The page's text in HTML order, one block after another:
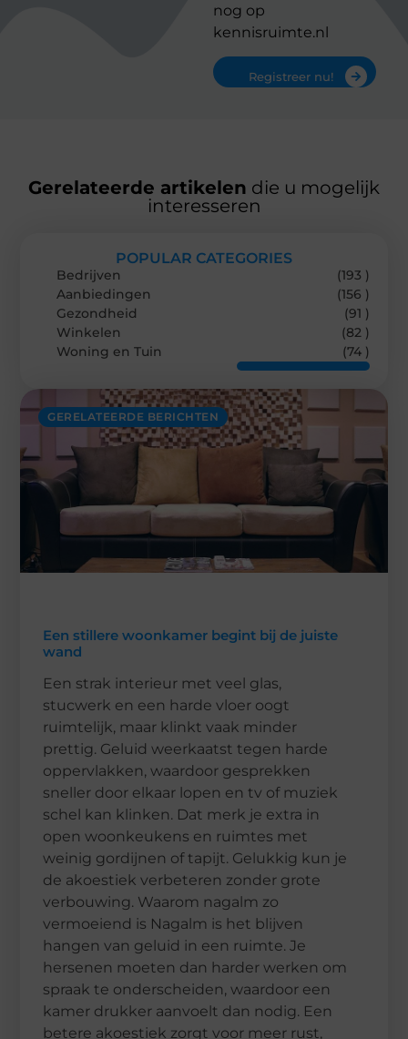
nog op
kennisruimte.nl
Registreer nu!
Gerelateerde artikelen die u mogelijk
interesseren
GERELATEERDE BERICHTEN
Een stillere woonkamer begint bij de juiste
wand
Een strak interieur met veel glas,
stucwerk en een harde vloer oogt
ruimtelijk, maar klinkt vaak minder
prettig. Geluid weerkaatst tegen harde
oppervlakken, waardoor gesprekken
sneller door elkaar lopen en tv of muziek
schel kan klinken. Dat merk je extra in
open woonkeukens en ruimtes met
weinig gordijnen of tapijt. Gelukkig kun je
de akoestiek verbeteren zonder grote
verbouwing. Waarom nagalm zo
vermoeiend is Nagalm is het blijven
hangen van geluid in een ruimte. Je
hersenen moeten dan harder werken om
spraak te onderscheiden, waardoor een
kamer drukker aanvoelt dan nodig. Een
betere akoestiek zorgt voor meer rust,
POPULAR CATEGORIES
Bedrijven
(193 )
Aanbiedingen
(156 )
Gezondheid
(91 )
Winkelen
(82 )
Woning en Tuin
(74 )